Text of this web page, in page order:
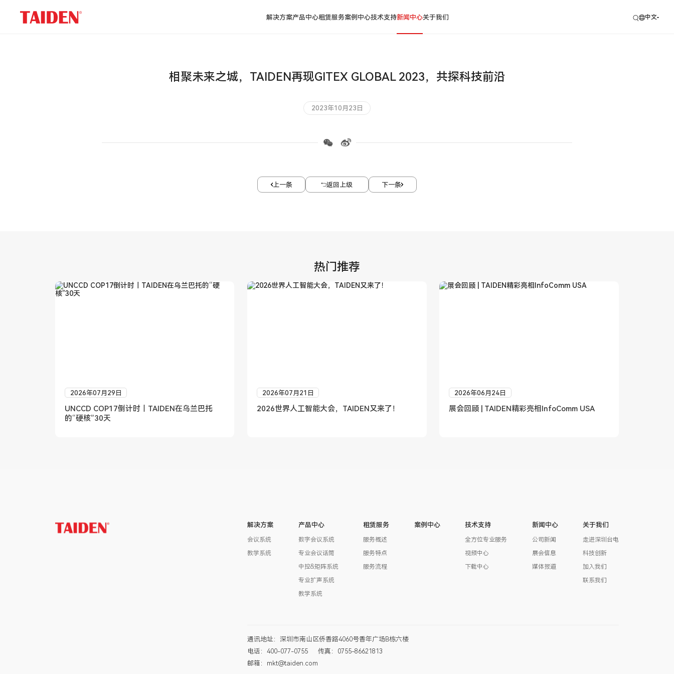
解决方案产品中心租赁服务案例中心技术支持新闻中心关于我们 中文
相聚未来之城，TAIDEN再现GITEX GLOBAL 2023，共探科技前沿
2023年10月23日
上一条 返回上级 下一条
热门推荐
2026年07月29日
UNCCD COP17倒计时｜TAIDEN在乌兰巴托
的“硬核”30天
2026年07月21日
2026世界人工智能大会，TAIDEN又来了！
2026年06月24日
展会回顾 | TAIDEN精彩亮相InfoComm USA
解决方案
会议系统
教学系统
产品中心
数字会议系统
专业会议话筒
中控&矩阵系统
专业扩声系统
教学系统
租赁服务
服务概述
服务特点
服务流程
案例中心 技术支持
全方位专业服务
视频中心
下载中心
新闻中心
公司新闻
展会信息
媒体报道
关于我们
走进深圳台电
科技创新
加入我们
联系我们
通讯地址：深圳市南山区侨香路4060号香年广场B栋六楼
电话：400-077-0755
传真：0755-86621813
邮箱：mkt@taiden.com